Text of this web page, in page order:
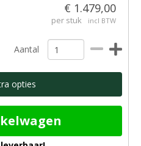
€ 1.479,00
per stuk incl BTW
Aantal
opties